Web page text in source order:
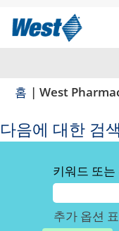
홈 | West
다음에 대한 검
키워드 또
추가 옵션